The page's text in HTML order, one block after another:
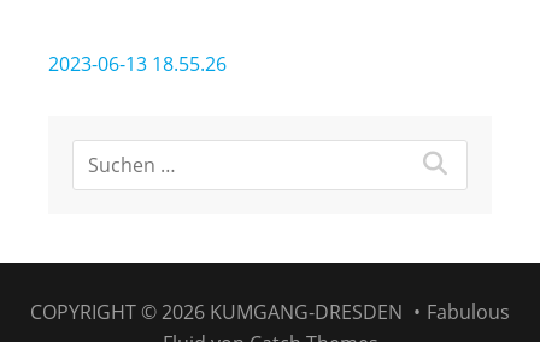
Beitragsnavigation
2023-06-13 18.55.26
COPYRIGHT © 2026 KUMGANG-DRESDEN • Fabulous